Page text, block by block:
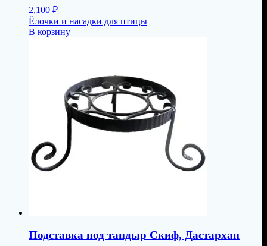
2,100 ₽
Ёлочки и насадки для птицы
В корзину
Подставка под тандыр Скиф, Дастархан